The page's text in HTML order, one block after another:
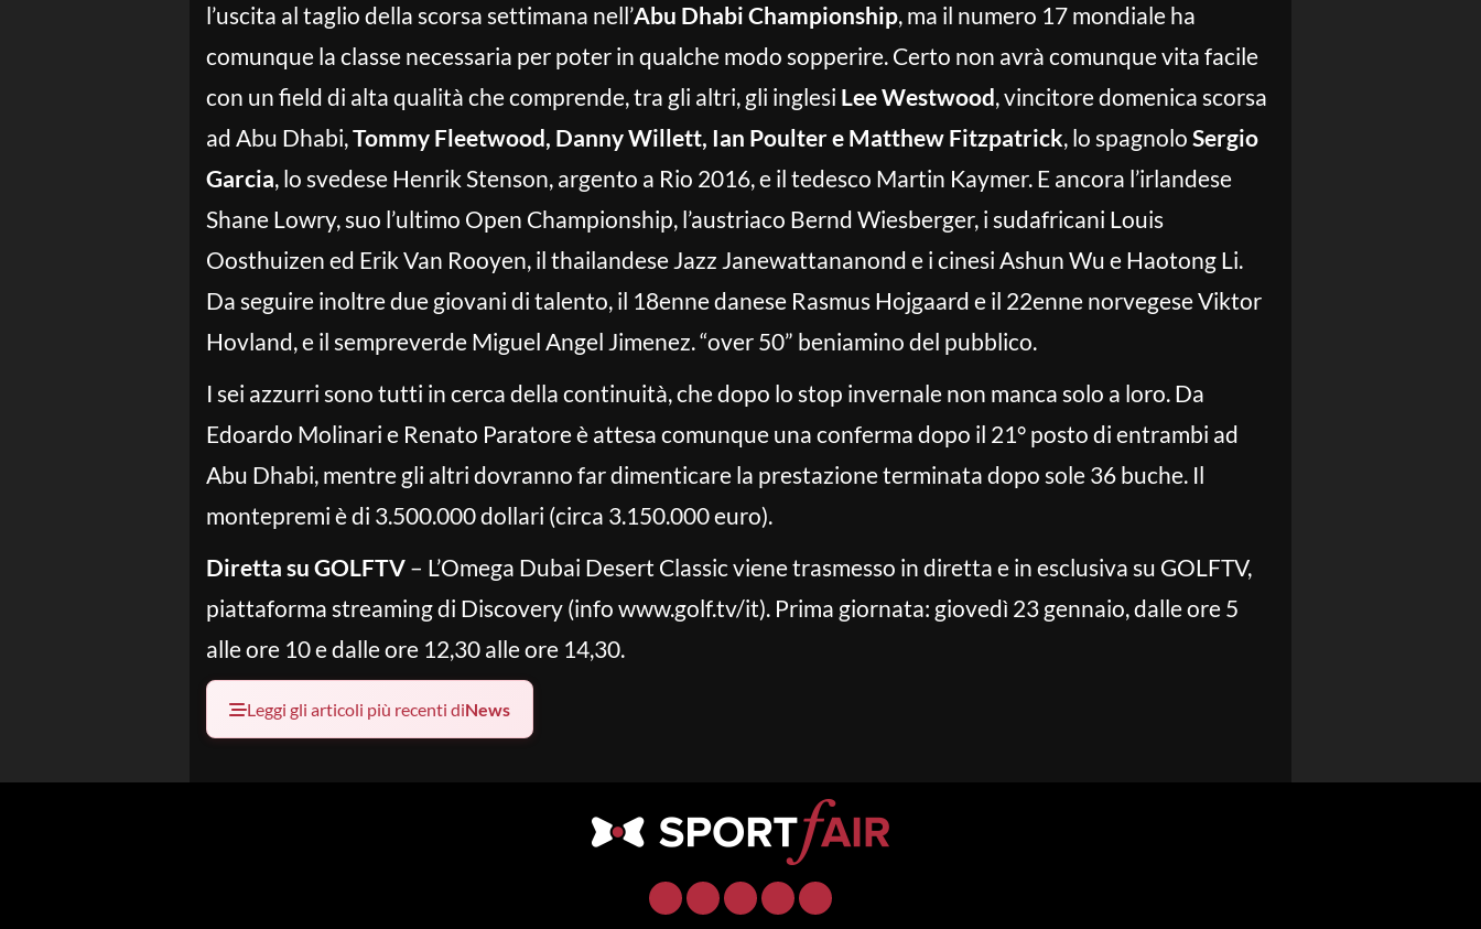
l’uscita al taglio della scorsa settimana nell’Abu Dhabi Championship, ma il numero 17 mondiale ha
comunque la classe necessaria per poter in qualche modo sopperire. Certo non avrà comunque vita facile
con un field di alta qualità che comprende, tra gli altri, gli inglesi Lee Westwood, vincitore domenica scorsa
ad Abu Dhabi,Tommy Fleetwood, Danny Willett, Ian Poulter e Matthew Fitzpatrick, lo spagnolo Sergio
Garcia, lo svedese Henrik Stenson, argento a Rio 2016, e il tedesco Martin Kaymer. E ancora l’irlandese
Shane Lowry, suo l’ultimo Open Championship, l’austriaco Bernd Wiesberger, i sudafricani Louis
Oosthuizen ed Erik Van Rooyen, il thailandese Jazz Janewattananond e i cinesi Ashun Wu e Haotong Li.
Da seguire inoltre due giovani di talento, il 18enne danese Rasmus Hojgaard e il 22enne norvegese Viktor
Hovland, e il sempreverde Miguel Angel Jimenez. “over 50” beniamino del pubblico.
I sei azzurri sono tutti in cerca della continuità, che dopo lo stop invernale non manca solo a loro. Da
Edoardo Molinari e Renato Paratore è attesa comunque una conferma dopo il 21° posto di entrambi ad
Abu Dhabi, mentre gli altri dovranno far dimenticare la prestazione terminata dopo sole 36 buche. Il
montepremi è di 3.500.000 dollari (circa 3.150.000 euro).
Diretta su GOLFTV – L’Omega Dubai Desert Classic viene trasmesso in diretta e in esclusiva su GOLFTV,
piattaforma streaming di Discovery (info www.golf.tv/it). Prima giornata: giovedì 23 gennaio, dalle ore 5
alle ore 10 e dalle ore 12,30 alle ore 14,30.
Leggi gli articoli più recenti diNews